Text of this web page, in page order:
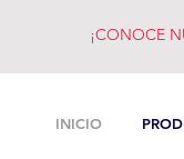
¡CONOCE
INICIO